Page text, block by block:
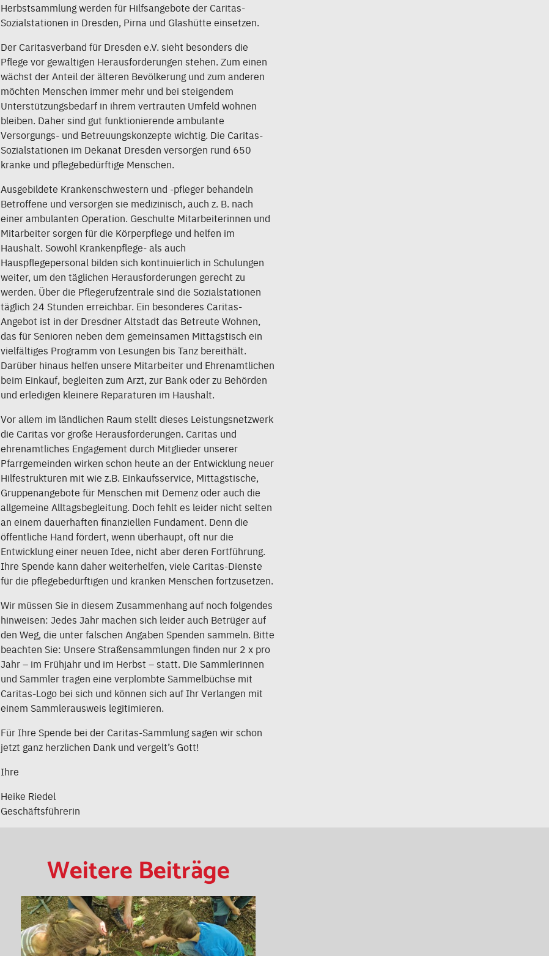
Herbstsammlung werden für Hilfsangebote der Caritas-
Sozialstationen in Dresden, Pirna und Glashütte einsetzen.
Der Caritasverband für Dresden e.V. sieht besonders die
Pflege vor gewaltigen Herausforderungen stehen. Zum einen
wächst der Anteil der älteren Bevölkerung und zum anderen
möchten Menschen immer mehr und bei steigendem
Unterstützungsbedarf in ihrem vertrauten Umfeld wohnen
bleiben. Daher sind gut funktionierende ambulante
Versorgungs- und Betreuungskonzepte wichtig. Die Caritas-
Sozialstationen im Dekanat Dresden versorgen rund 650
kranke und pflegebedürftige Menschen.
Ausgebildete Krankenschwestern und -pfleger behandeln
Betroffene und versorgen sie medizinisch, auch z. B. nach
einer ambulanten Operation. Geschulte Mitarbeiterinnen und
Mitarbeiter sorgen für die Körperpflege und helfen im
Haushalt. Sowohl Krankenpflege- als auch
Hauspflegepersonal bilden sich kontinuierlich in Schulungen
weiter, um den täglichen Herausforderungen gerecht zu
werden. Über die Pflegerufzentrale sind die Sozialstationen
täglich 24 Stunden erreichbar. Ein besonderes Caritas-
Angebot ist in der Dresdner Altstadt das Betreute Wohnen,
das für Senioren neben dem gemeinsamen Mittagstisch ein
vielfältiges Programm von Lesungen bis Tanz bereithält.
Darüber hinaus helfen unsere Mitarbeiter und Ehrenamtlichen
beim Einkauf, begleiten zum Arzt, zur Bank oder zu Behörden
und erledigen kleinere Reparaturen im Haushalt.
Vor allem im ländlichen Raum stellt dieses Leistungsnetzwerk
die Caritas vor große Herausforderungen. Caritas und
ehrenamtliches Engagement durch Mitglieder unserer
Pfarrgemeinden wirken schon heute an der Entwicklung neuer
Hilfestrukturen mit wie z.B. Einkaufsservice, Mittagstische,
Gruppenangebote für Menschen mit Demenz oder auch die
allgemeine Alltagsbegleitung. Doch fehlt es leider nicht selten
an einem dauerhaften finanziellen Fundament. Denn die
öffentliche Hand fördert, wenn überhaupt, oft nur die
Entwicklung einer neuen Idee, nicht aber deren Fortführung.
Ihre Spende kann daher weiterhelfen, viele Caritas-Dienste
für die pflegebedürftigen und kranken Menschen fortzusetzen.
Wir müssen Sie in diesem Zusammenhang auf noch folgendes
hinweisen: Jedes Jahr machen sich leider auch Betrüger auf
den Weg, die unter falschen Angaben Spenden sammeln. Bitte
beachten Sie: Unsere Straßensammlungen finden nur 2 x pro
Jahr – im Frühjahr und im Herbst – statt. Die Sammlerinnen
und Sammler tragen eine verplombte Sammelbüchse mit
Caritas-Logo bei sich und können sich auf Ihr Verlangen mit
einem Sammlerausweis legitimieren.
Für Ihre Spende bei der Caritas-Sammlung sagen wir schon
jetzt ganz herzlichen Dank und vergelt’s Gott!
Ihre
Heike Riedel
Geschäftsführerin
Weitere Beiträge